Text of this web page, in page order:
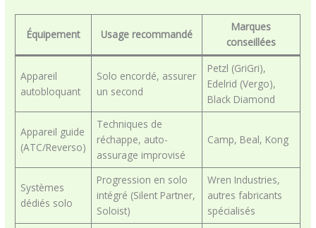
Équipement Usage recommandé
Marques
conseillées
Appareil
autobloquant
Solo encordé, assurer
un second
Petzl (GriGri),
Edelrid (Vergo),
Black Diamond
Appareil guide
(ATC/Reverso)
Techniques de
réchappe, auto-
assurage improvisé
Camp, Beal, Kong
Systèmes
dédiés solo
Progression en solo
intégré (Silent Partner,
Soloist)
Wren Industries,
autres fabricants
spécialisés